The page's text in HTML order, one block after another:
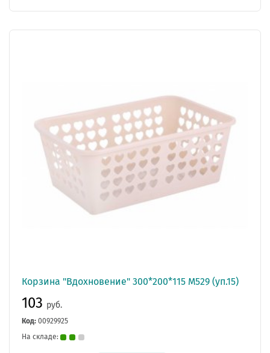
Корзина "Вдохновение" 300*200*115 М529 (уп.15)
103 руб.
Код: 00929925
На складе: